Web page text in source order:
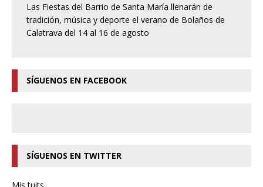
Las Fiestas del Barrio de Santa María llenarán de
tradición, música y deporte el verano de Bolaños de
Calatrava del 14 al 16 de agosto
SÍGUENOS EN FACEBOOK
SÍGUENOS EN TWITTER